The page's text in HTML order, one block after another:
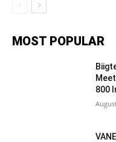
MOST POPULAR
800